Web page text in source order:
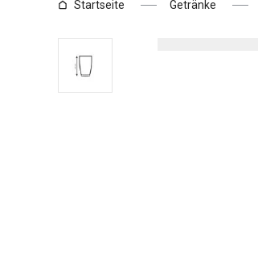
Startseite Getränke